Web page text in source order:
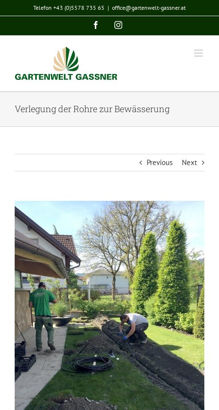
Inhalt
Telefon +43 (0)5578 735 65 | office@gartenwelt-gassner.at
FacebookInstagram
Verlegung der Rohre zur Bewässerung
Previous Next
View
Larger
Image